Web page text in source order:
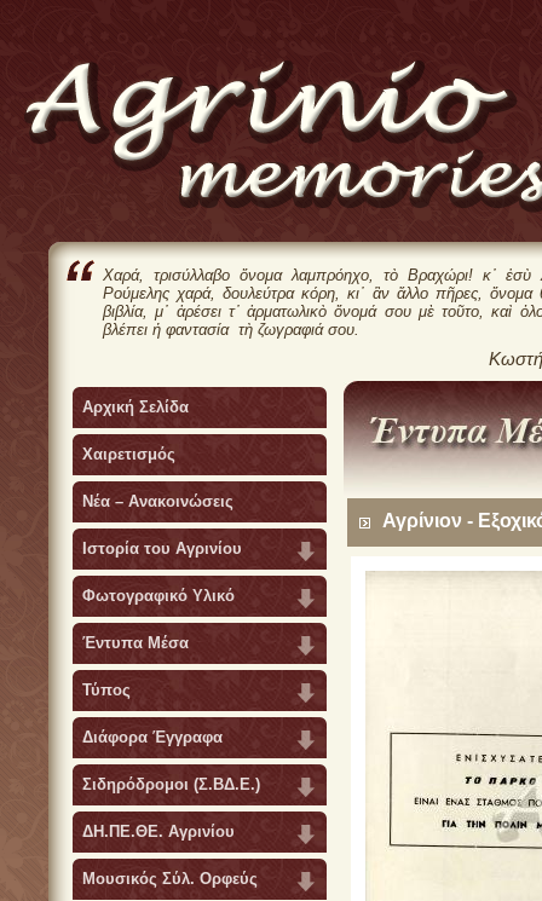
Χαρά, τρισύλλαβο ὄνομα λαμπρόηχο, τὸ Βραχώρι! κ᾿ ἐσὺ
Ρούμελης χαρά, δουλεύτρα κόρη, κι᾿ ἂν ἄλλο πῆρες, ὄνομα
βιβλία, μ᾿ ἀρέσει τ᾿ ἀρματωλικὸ ὄνομά σου μὲ τοῦτο, καὶ
βλέπει ἡ φαντασία τὴ ζωγραφιά σου.
Αρχική Σελίδα
Χαιρετισμός
Νέα – Ανακοινώσεις
Ιστορία του Αγρινίου
Φωτογραφικό Υλικό
Έντυπα Μέσα
Τύπος
Διάφορα Έγγραφα
Σιδηρόδρομοι (Σ.ΒΔ.Ε.)
ΔΗ.ΠΕ.ΘΕ. Αγρινίου
Μουσικός Σύλ. Ορφεύς
Αγρίνιον -